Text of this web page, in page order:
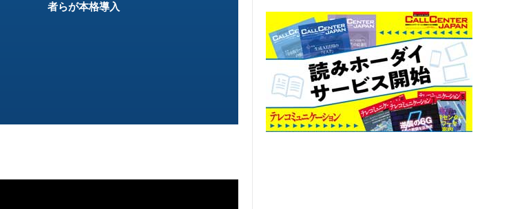
者らが本格導入